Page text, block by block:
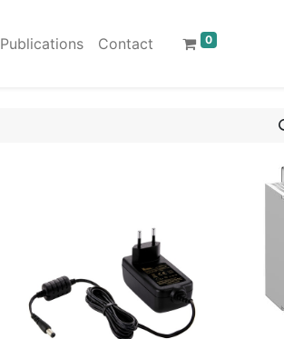
Publications Contact 0